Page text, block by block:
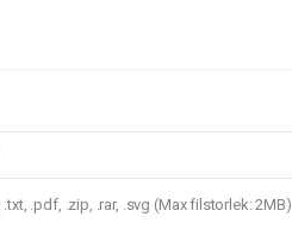
.pdf, .zip, .rar, .svg (Max filstorlek: 2MB)